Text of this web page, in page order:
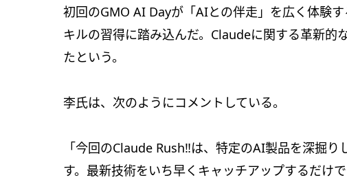
初回のGMO AI Dayが「AIとの伴走」を広く体験
キルの習得に踏み込んだ。Claudeに関する革新的
たという。
李氏は、次のようにコメントしている。
「今回のClaude Rush‼は、特定のAI製品を深掘
す。最新技術をいち早くキャッチアップするだけ